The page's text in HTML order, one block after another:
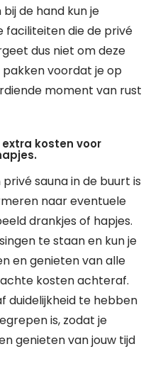
de hand kun je
faciliteiten die de privé
dus niet om deze
voordat je op
moment van rust
kosten voor
sauna in de buurt is
naar eventuele
drankjes of hapjes.
te staan en kun je
en genieten van alle
kosten achteraf.
duidelijkheid te hebben
is, zodat je
genieten van jouw tijd